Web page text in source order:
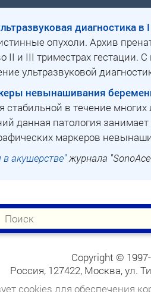
диагностика в
опухоли. Архив
II и III триместрах гестации.
ультразвуковой
невынашивания
стабильной в течение
данная патология
маркеров
акушерстве"журнала
Copyright ©
Россия, 127422, Москва, ул.
cookies для обеспечения